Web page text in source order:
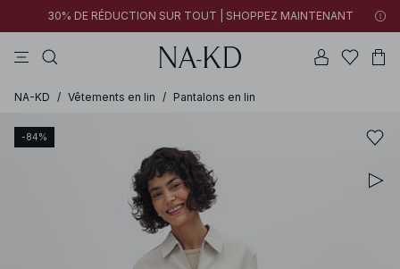
30% DE RÉDUCTION SUR TOUT | SHOPPEZ MAINTENANT
NA-KD / Vêtements en lin / Pantalons en lin
-84%